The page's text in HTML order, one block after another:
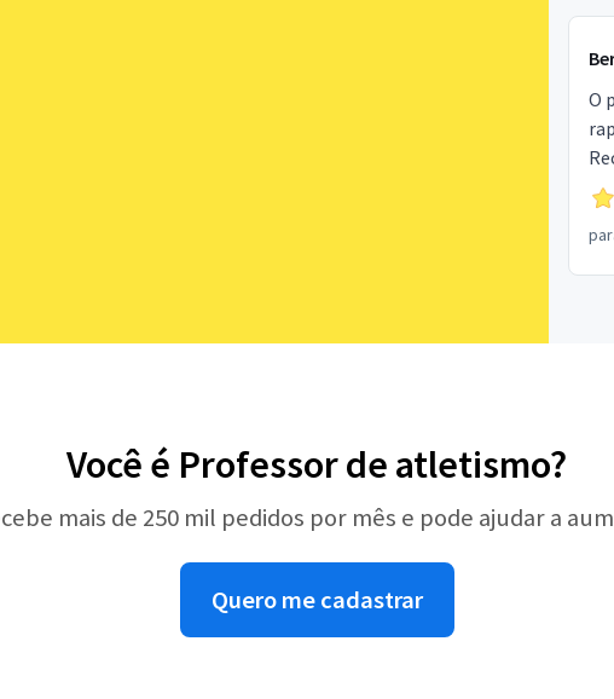
O
Você é Professor de atletismo?
mais de 250 mil pedidos por mês e pode ajudar a
Quero me cadastrar